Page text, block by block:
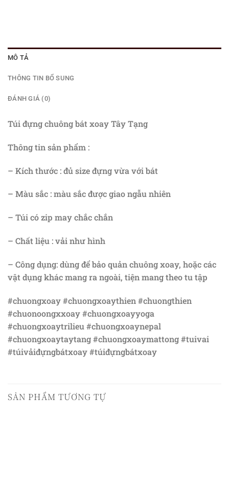
MÔ TẢ
THÔNG TIN BỔ SUNG
ĐÁNH GIÁ (0)
Túi đựng chuông bát xoay Tây Tạng
Thông tin sản phẩm :
– Kích thước : đủ size đựng vừa với bát
– Màu sắc : màu sắc được giao ngẫu nhiên
– Túi có zip may chắc chắn
– Chất liệu : vải như hình
– Công dụng: dùng để bảo quản chuông xoay, hoặc các
vật dụng khác mang ra ngoài, tiện mang theo tu tập
#chuongxoay #chuongxoaythien #chuongthien
#chuonoongxxoay #chuongxoayyoga
#chuongxoaytrilieu #chuongxoaynepal
#chuongxoaytaytang #chuongxoaymattong #tuivai
#túivảiđựngbátxoay #túiđựngbátxoay
SẢN PHẨM TƯƠNG TỰ